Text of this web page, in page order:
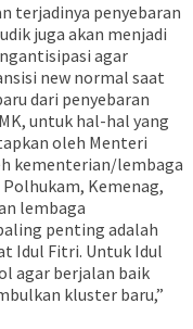
terjadinya penyebaran
juga akan menjadi
agar
new normal saat
dari penyebaran
untuk hal-hal yang
oleh Menteri
kementerian/lembaga
Kemenag,
lembaga
penting adalah
Idul Fitri. Untuk Idul
agar berjalan baik
kluster baru,”